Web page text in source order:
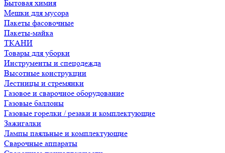
Бытовая химия
Мешки для мусора
Пакеты фасовочные
Пакеты-майка
ТКАНИ
Товары для уборки
Инструменты и спецодежда
Высотные конструкции
Лестницы и стремянки
Газовое и сварочное оборудование
Газовые баллоны
Газовые горелки / резаки и комплектующие
Зажигалки
Лампы паяльные и комплектующие
Сварочные аппараты